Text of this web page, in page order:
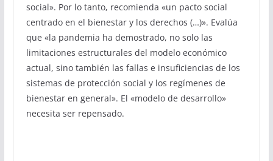
social». Por lo tanto, recomienda «un pacto social
centrado en el bienestar y los derechos (…)». Evalúa
que «la pandemia ha demostrado, no solo las
limitaciones estructurales del modelo económico
actual, sino también las fallas e insuficiencias de los
sistemas de protección social y los regímenes de
bienestar en general». El «modelo de desarrollo»
necesita ser repensado.